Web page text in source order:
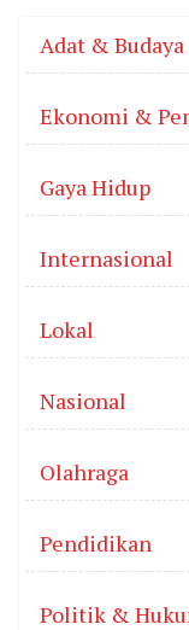
Adat & Budaya
Ekonomi &
Gaya Hidup
Internasional
Lokal
Nasional
Olahraga
Pendidikan
Politik &